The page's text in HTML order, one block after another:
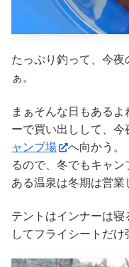
たっぷり釣って、今
ぁ。
まぁそんな日もある
ーで買い出しして、
ャンプ場
へ向かう
るので、冬でもキャ
ある温泉は冬期は営
テントはインナーは
してフライシートだけ